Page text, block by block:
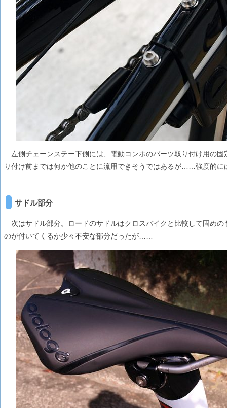
左側チェーンステー下側には、電動コンポのパーツ取り付け用の
り付け前までは何か他のことに流用できそうではあるが……強度的に
サドル部分
次はサドル部分。ロードのサドルはクロスバイクと比較して固め
のが付いてくるか少々不安な部分だったが……